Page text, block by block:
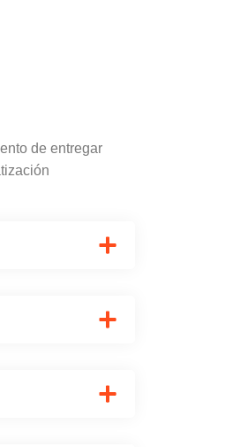
de entregar